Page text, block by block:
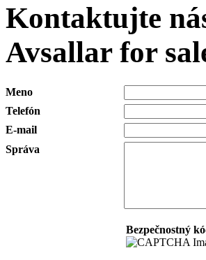
Kontaktujte
Avsallar for
Meno
Telefón
E-mail
Správa
Bezpečnostný